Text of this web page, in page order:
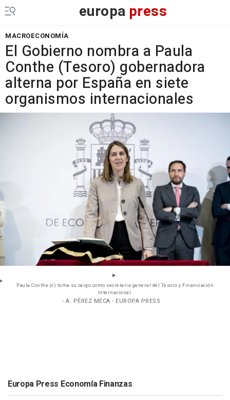
europa press
MACROECONOMÍA
El Gobierno nombra a Paula
Conthe (Tesoro) gobernadora
alterna por España en siete
organismos internacionales
Paula Conthe (c) toma su cargo como secretaria general del Tesoro y Financiación
Internacional.
- A. PÉREZ MECA - EUROPA PRESS
Europa Press Economía Finanzas